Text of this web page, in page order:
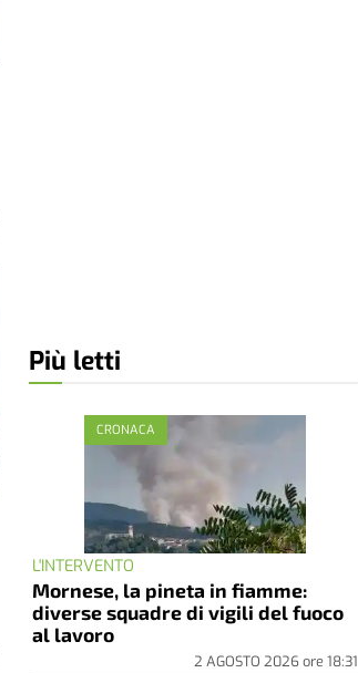
Più letti
CRONACA
L'INTERVENTO
Mornese, la pineta in fiamme:
diverse squadre di vigili del fuoco
al lavoro
2 AGOSTO 2026ore 18:31